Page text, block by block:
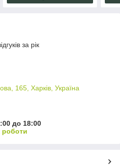
за рік
165, Харків, Україна
до 18:00
роботи